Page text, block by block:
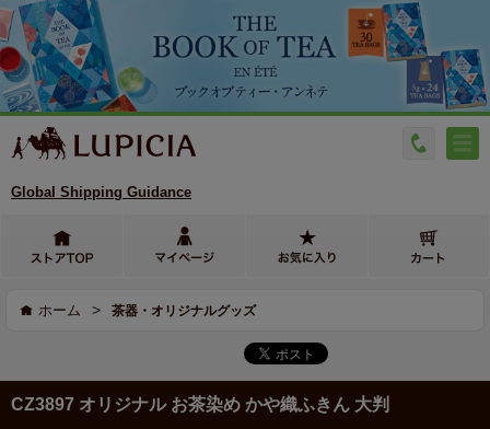
Global Shipping Guidance
ホーム > 茶器・オリジナルグッズ
CZ3897 オリジナル お茶染め かや織ふきん 大判